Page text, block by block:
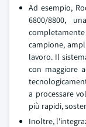
Ad esempio,
6800/8800,
campione,
lavoro. Il
con maggiore
a processare
più rapidi,
Inoltre,